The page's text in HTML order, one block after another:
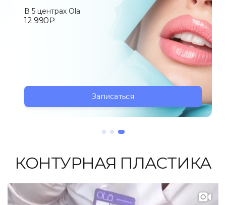
В 5 центрах Ola
12 990₽
Записаться
КОНТУРНАЯ ПЛАСТИКА